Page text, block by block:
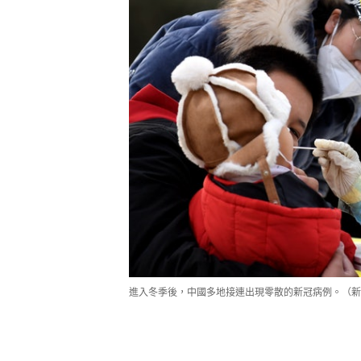
進入冬季後，中國多地接連出現零散的新冠病例。（